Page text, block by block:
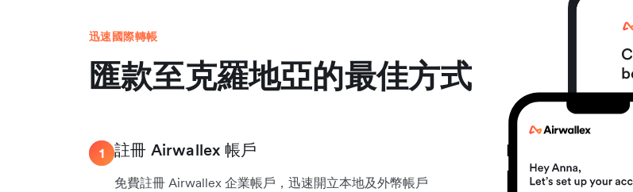
迅速國際轉帳
匯款至克羅地亞的最佳方式
1 註冊 Airwallex 帳戶
免費註冊 Airwallex 企業帳戶，迅速開立本地及外幣帳戶